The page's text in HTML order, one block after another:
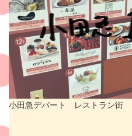
小田急デパート レストラン街